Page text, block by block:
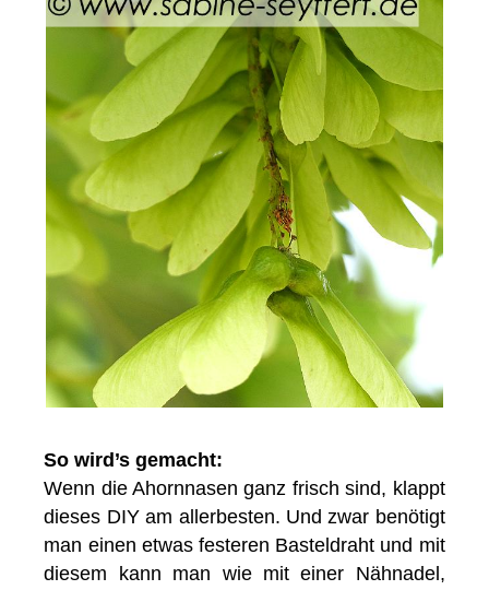
So wird’s gemacht:
Wenn die Ahornnasen ganz frisch sind, klappt
dieses DIY am allerbesten. Und zwar benötigt
man einen etwas festeren Basteldraht und mit
diesem kann man wie mit einer Nähnadel,